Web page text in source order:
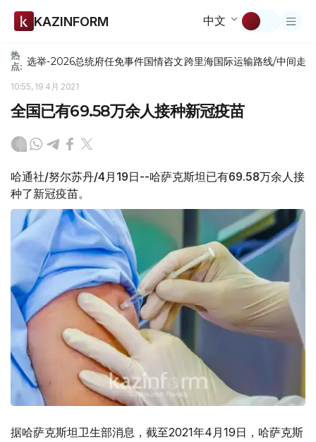
KAZINFORM 中文
热
点: 选举-2026总统府任免事件国情咨文跨里海国际运输路线/中间走廊
10:55, 19 4月 2021
全国已有69.58万余人接种新冠疫苗
哈通社/努尔苏丹/4月19日--哈萨克斯坦已有69.58万余人接
种了新冠疫苗。
据哈萨克斯坦卫生部消息，截至2021年4月19日，哈萨克斯